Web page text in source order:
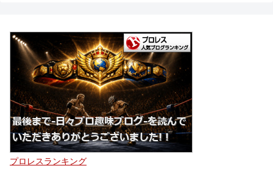
プロレスランキング